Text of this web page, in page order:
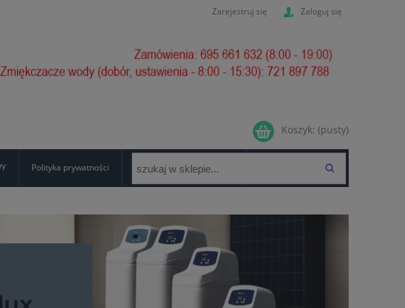
Zarejestruj się Zaloguj się
Koszyk: (pusty)
Polityka prywatności GWARANCJA/FORMULARZ